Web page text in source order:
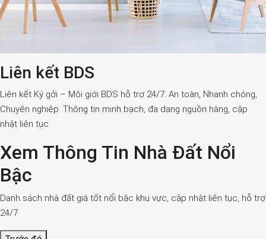
Liên kết BDS
Liên kết Ký gởi – Môi giới BDS hỗ trợ 24/7. An toàn, Nhanh chóng,
Chuyên nghiệp. Thông tin minh bạch, đa dạng nguồn hàng, cập
nhật liên tục.
Xem Thông Tin Nhà Đất Nổi
Bậc
Danh sách nhà đất giá tốt nổi bậc khu vực, cập nhật liên tục, hỗ trợ
24/7